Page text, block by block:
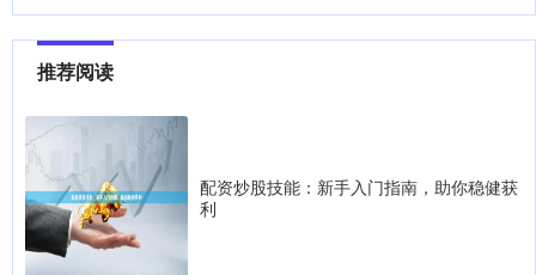
推荐阅读
配资炒股技能：新手入门指南，助你稳健获
利